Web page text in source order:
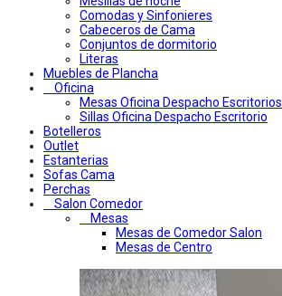
Comodas y Sinfonieres
Cabeceros de Cama
Conjuntos de dormitorio
Literas
Muebles de Plancha
Oficina
Mesas Oficina Despacho Escritorios
Sillas Oficina Despacho Escritorio
Botelleros
Outlet
Estanterias
Sofas Cama
Perchas
Salon Comedor
Mesas
Mesas de Comedor Salon
Mesas de Centro